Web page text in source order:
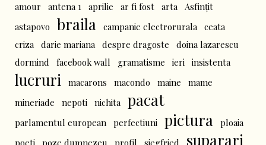
amour antena 1 aprilie ar fi fost arta Asfințit
astapovo
braila campanie electrorurala ceata
criza darie mariana despre dragoste
doina lazarescu
dormind
facebook wall gramatisme ieri insistenta
lucruri macarons macondo maine
mame
mineriade
nepoti nichita pacat
parlamentul european perfectiuni pictura ploaia
suparari